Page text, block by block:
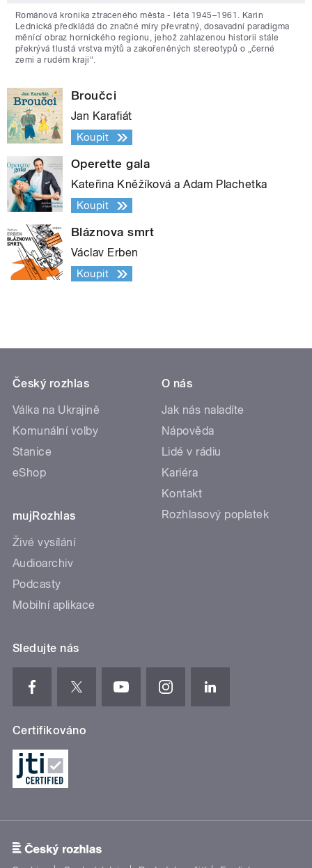
Románová kronika ztraceného města - léta 1945–1961. Karin
Lednická předkládá do značné míry převratný, dosavadní paradigma
měnící obraz hornického regionu, jehož zahlazenou historii stále
překrývá tlustá vrstva mýtů a zakořeněných stereotypů o „černé
zemi a rudém kraji“.
Broučci
Jan Karafiát
Koupit
Operette gala
Kateřina Kněžíková a Adam Plachetka
Koupit
Bláznova smrt
Václav Erben
Koupit
Český rozhlas
Válka na Ukrajině
Komunální volby
Stanice
eShop
mujRozhlas
Živé vysílání
Audioarchiv
Podcasty
Mobilní aplikace
O nás
Jak nás naladíte
Nápověda
Lidé v rádiu
Kariéra
Kontakt
Rozhlasový poplatek
Sledujte nás
Certifikováno